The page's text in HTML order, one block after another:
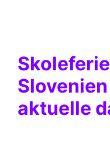
aktuelle